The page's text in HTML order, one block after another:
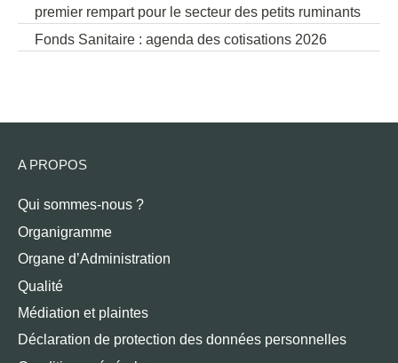
premier rempart pour le secteur des petits ruminants
Fonds Sanitaire : agenda des cotisations 2026
A PROPOS
Qui sommes-nous ?
Organigramme
Organe d’Administration
Qualité
Médiation et plaintes
Déclaration de protection des données personnelles